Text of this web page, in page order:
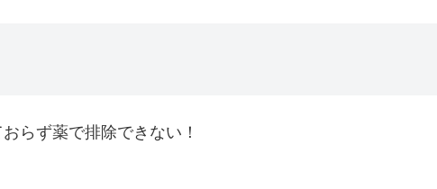
らず薬で排除できない！